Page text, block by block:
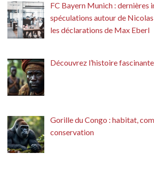
FC Bayern Munich : dernières
spéculations autour de
les déclarations de Max Eberl
Découvrez l’histoire
Gorille du Congo : habitat,
conservation